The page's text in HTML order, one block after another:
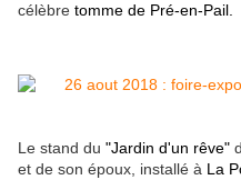
célèbre tomme de Pré-en-Pail.
Le stand du "Jardin d'un rêve"
et de son époux, installé à La